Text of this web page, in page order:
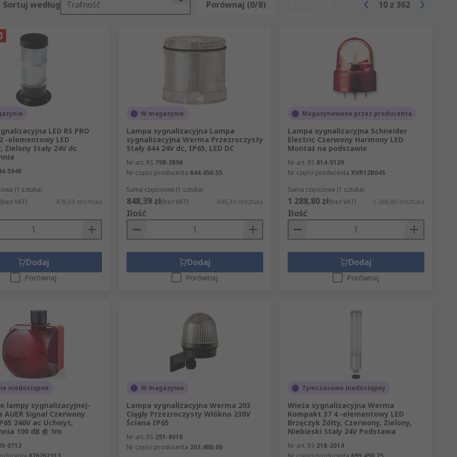
i świetlnych
przykładów należą:
wewnątrz i na zewnątrz pomieszczeń, ale w zastosowaniach zewnętrznych należy pamiętać o
a świetlną?
generują słyszalny alarm ostrzegający o zagrożeniu, na przykład o pożarze. Sygnalizatory świetlne
światło migające przez kolorowy klosz. Dwa typy można połączyć w jeden alarm akustyczno-
wynosi od 5 do 15 decybeli (dB (A)) powyżej poziomu hałasu otoczenia. Przy wyznaczaniu
należy rozważyć wiele czynników, na przykład wszelkie hałasy, takie jak dźwięk pochodzący od
akustyczno-lampowymi?
odległość między dwoma sygnalizatorami akustyczno-lampowymi można obliczyć na podstawie
lampowego określa się na według osoby, znajdującej się w odległości jednego metra. Jeśli na
poziom decybeli spadnie o 6.
Sortuj według Trafność Porównaj (0/8) 10 z 362
LED RS PRO
-elementowy LED
Zielony Stały 24V dc
5948
(1 sztuka)
(bez VAT) 478,59 zł/sztuka
Dodaj
Porównaj
W magazynie
Lampa sygnalizacyjna Lampa
sygnalizacyjna Werma Przezroczysty
Stały 644 24V dc, IP65, LED DC
Nr art. RS 798-3898
Nr części producenta 644.450.55
Suma częściowa (1 sztuka)
848,39 zł(bez VAT) 848,39 zł/sztuka
Ilość
Dodaj
Porównaj
Magazynowane przez producenta
Lampa sygnalizacyjna Schneider
Electric Czerwony Harmony LED
Montaż na podstawie
Nr art. RS 814-5139
Nr części producenta XVR12B04S
Suma częściowa (1 sztuka)
1 288,80 zł(bez VAT) 1 288,80 zł/sztuka
Ilość
Dodaj
Porównaj
niedostępne
lampy sygnalizacyjnej-
AUER Signal Czerwony
240V ac Uchwyt,
100 dB @ 1m
0712
W magazynie
Lampa sygnalizacyjna Werma 203
Ciągły Przezroczysty Włókno 230V
Ściana IP65
Nr art. RS 251-8018
Nr części producenta 203.400.00
Tymczasowo niedostępny
Wieża sygnalizacyjna Werma
Kompakt 37 4 -elementowy LED
Brzęczyk Żółty, Czerwony, Zielony,
Niebieski Stały 24V Podstawa
Nr art. RS 218-2014